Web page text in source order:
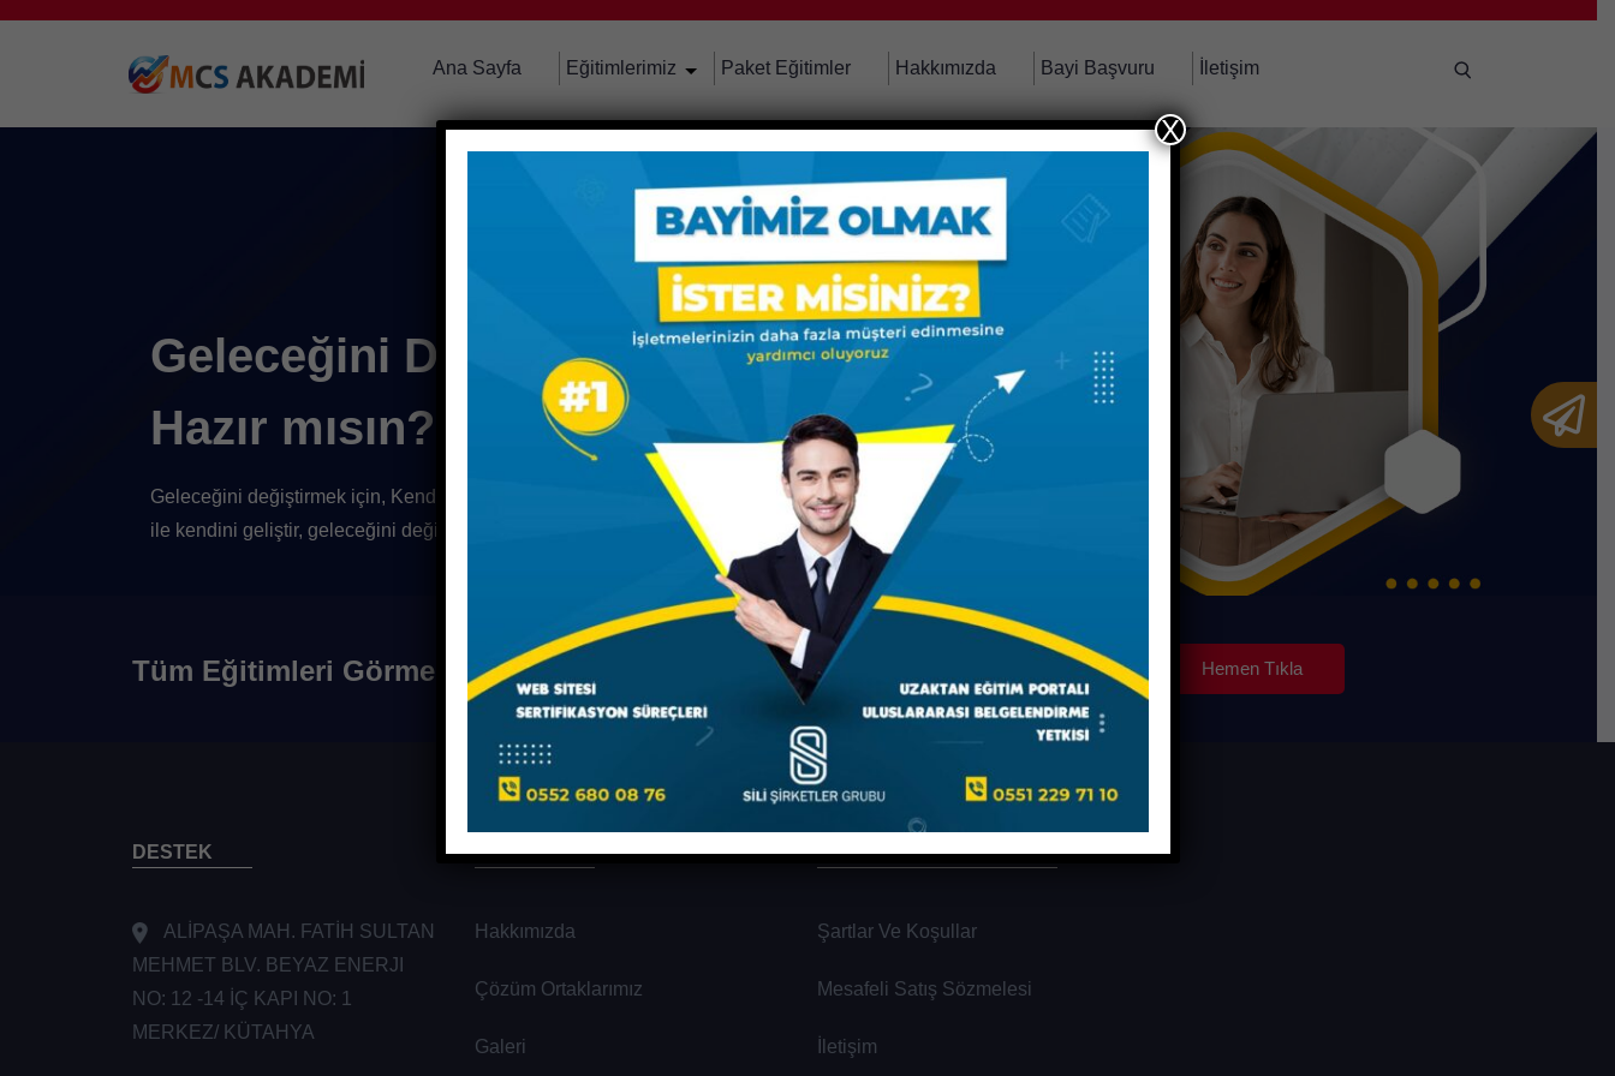
Ana Sayfa Eğitimlerimiz Paket Eğitimler Hakkımızda Bayi Başvuru İletişim
Geleceğini Değiştirmeye
Hazır mısın?
Geleceğini değiştirmekiçin, Kendine yatırım yap
. Yenilenen eğitimlerimiz
ile kendini geliştir, geleceğini değiştirmek için yeni bir meslek öğren.
Tüm Eğitimleri Görmek İçin Hemen Tıkla
DESTEK
ALİPAŞA MAH. FATİH SULTAN
MEHMET BLV. BEYAZ ENERJI
NO: 12 -14 İÇ KAPI NO: 1
MERKEZ/ KÜTAHYA
KURUMSAL
Hakkımızda
Çözüm Ortaklarımız
Galeri
MÜŞTERİ HİZMETLERİ
Şartlar Ve Koşullar
Mesafeli Satış Sözmelesi
İletişim
Ara
X